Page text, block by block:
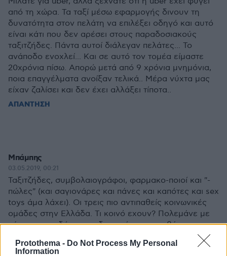
Protothema - Do Not Process My Personal
Information
από τη χώρα. Τα ταξί μέσω εφαρμογής δινουν τη
δυνατότητα στον πελάτη να επιλέξει οδηγό και αυτό
είναι κάτι που δεν αρέσει στους παραδοσιακούς
ταξιτζήδες. Πάντα αυτοί διάλεγαν πελάτες... Το
ανάποδο ενοχλεί... Και σε αυτό τον τομέα είμαστε
20χρόνια πίσω. Απορώ μετά από 9 χρόνια μνημόνια,
ποια επαγγέλματα ανοίξαν τελικά.. Μέρα νύχτα μας
είχαν ζαλίσει και δεν έχει αλλάξει τίποτα..
ΑΠΑΝΤΗΣΗ
Μπάμπης
03.05.2019, 00:21
Ταξιτζήδες, συμβολαιογράφοι, φαρμακο-ποιοί και "-
πώλες" (και σαγιονάρες και πάνες και καπότες και sex
toys άμα λάχει). Οι τρεις πιο αντιπαθείς κοινωνικές
ομάδες στην Ελλάδα. Τι κοινό εχουν? Πολεμάνε με
νύχια και με δόντια να διατηρήσουν, εις βάρος του
κοινωνικού συνόλου, προνόμια που μπορεί να είχαν
νόημα σε προηγούμενες δεκαετίες ή αιώνες (για